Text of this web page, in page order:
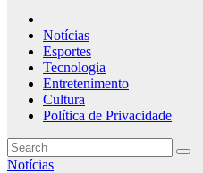
Notícias
Esportes
Tecnologia
Entretenimento
Cultura
Política de Privacidade
Notícias